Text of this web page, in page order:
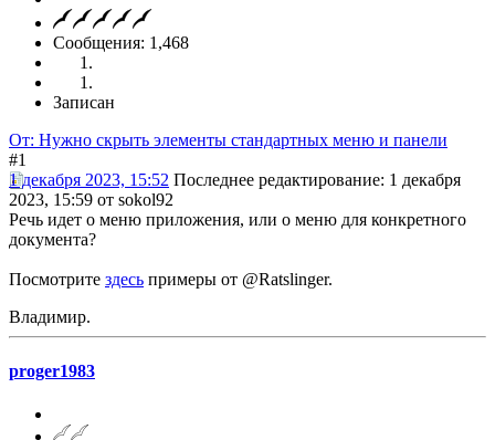
Сообщения: 1,468
Записан
От: Нужно скрыть элементы стандартных меню и панели
#1
1 декабря 2023, 15:52 Последнее редактирование: 1 декабря
2023, 15:59 от sokol92
Речь идет о меню приложения, или о меню для конкретного
документа?
Посмотрите здесь примеры от @Ratslinger.
Владимир.
proger1983